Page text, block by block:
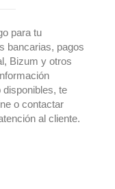
para tu
bancarias, pagos
Bizum y otros
disponibles, te
o contactar
al cliente.